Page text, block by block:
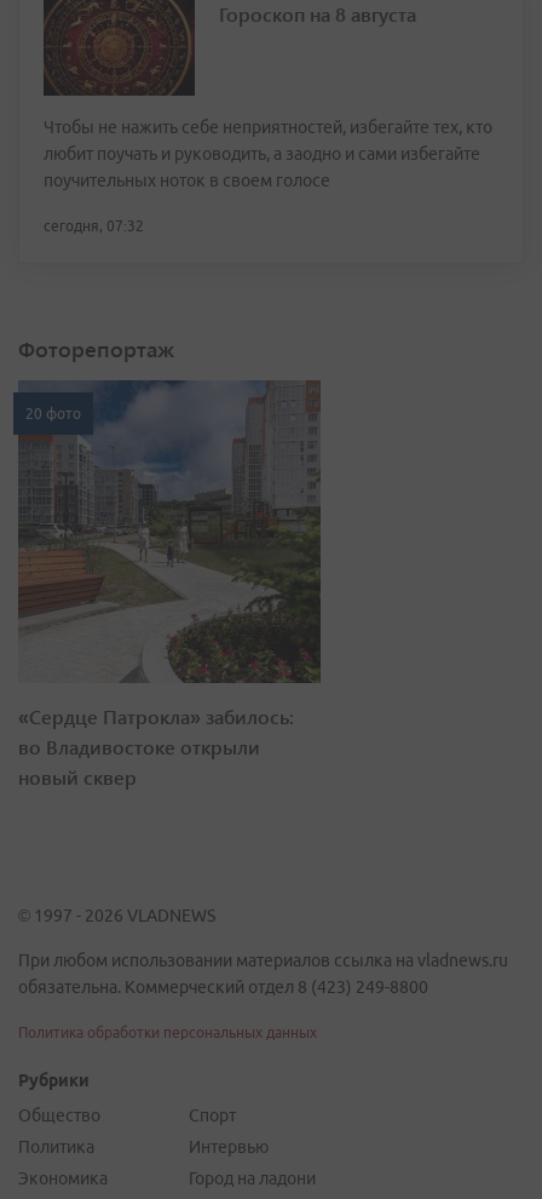
Гороскоп на 8 августа
Чтобы не нажить себе неприятностей, избегайте тех, кто
любит поучать и руководить, а заодно и сами избегайте
поучительных ноток в своем голосе
сегодня, 07:32
Фоторепортаж
20 фото
«Сердце Патрокла» забилось:
во Владивостоке открыли
новый сквер
© 1997 - 2026 VLADNEWS
При любом использовании материалов ссылка на vladnews.ru
обязательна. Коммерческий отдел 8 (423) 249-8800
Политика обработки персональных данных
Рубрики
Общество
Политика
Экономика
Спорт
Интервью
Город на ладони